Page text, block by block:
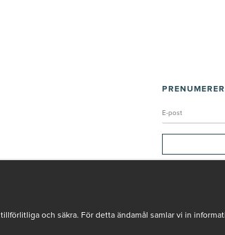
och säkra. För detta ändamål samlar vi in